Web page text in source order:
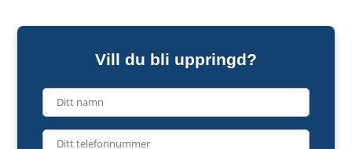
Vill du bli uppringd?